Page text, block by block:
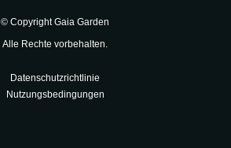
© Copyright Gaia Garden
Alle Rechte vorbehalten.
Datenschutzrichtlinie
Nutzungsbedingungen